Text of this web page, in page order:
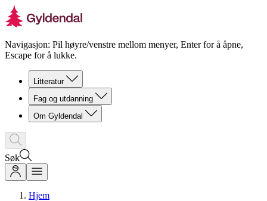
Navigasjon: Pil høyre/venstre mellom menyer, Enter for å åpne,
Escape for å lukke.
Litteratur
Fag og utdanning
Om Gyldendal
Søk
Hjem